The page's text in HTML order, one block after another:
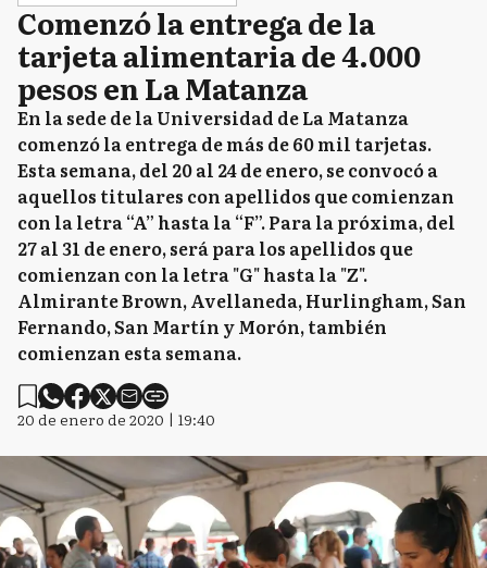
Comenzó la entrega de la
tarjeta alimentaria de 4.000
pesos en La Matanza
En la sede de la Universidad de La Matanza
comenzó la entrega de más de 60 mil tarjetas.
Esta semana, del 20 al 24 de enero, se convocó a
aquellos titulares con apellidos que comienzan
con la letra “A” hasta la “F”. Para la próxima, del
27 al 31 de enero, será para los apellidos que
comienzan con la letra "G" hasta la "Z".
Almirante Brown, Avellaneda, Hurlingham, San
Fernando, San Martín y Morón, también
comienzan esta semana.
20 de enero de 2020 | 19:40